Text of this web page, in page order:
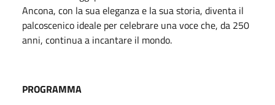
Ancona, con la sua eleganza e la sua storia, diventa il
palcoscenico ideale per celebrare una voce che, da 250
anni, continua a incantare il mondo.
PROGRAMMA